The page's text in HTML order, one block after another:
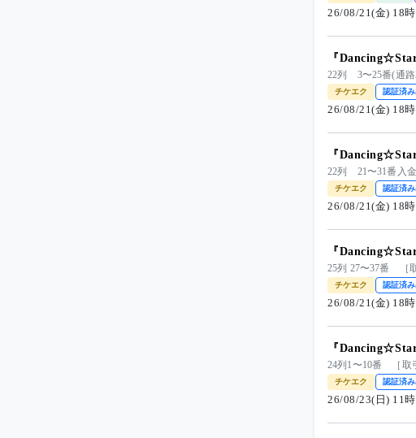
26/08/21(金) 18
『
22列 3〜25番(通路
チケエク 認証済
26/08/21(金) 18
『
22列 21〜31番入
チケエク 認証済
26/08/21(金) 18
『
25列 27〜37番 ［
チケエク 認証済
26/08/21(金) 18
『
24列1〜10番 ［取
チケエク 認証済
26/08/23(日) 11